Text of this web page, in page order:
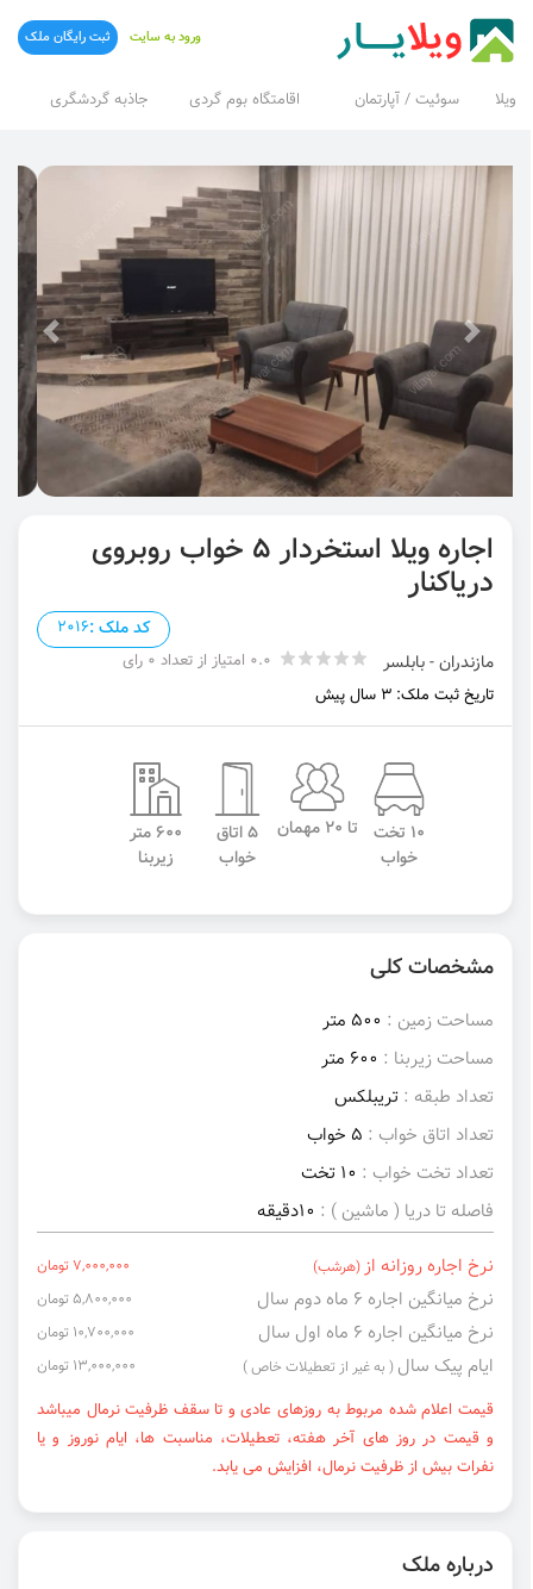
ویلا سوئیت / آپارتمان اقامتگاه بوم گردی جاذبه گردشگری
ورود به سایت ثبت رایگان ملک
اجاره ویلا استخردار ۵ خواب روبروی
دریاکنار
کد ملک :2016
مازندران - بابلسر
0.0 امتیاز از تعداد 0 رای
تاریخ ثبت ملک: 3 سال پیش
10 تخت
خواب
تا 20 مهمان
5 اتاق
خواب
600 متر
زیربنا
مشخصات کلی
مساحت زمین : 500 متر
مساحت زیربنا : 600 متر
تعداد طبقه : تریبلکس
تعداد اتاق خواب : 5 خواب
تعداد تخت خواب : 10 تخت
فاصله تا دریا ( ماشین ) : 10دقیقه
نرخ اجاره روزانه از (هرشب) 7,000,000 تومان
نرخ میانگین اجاره ۶ ماه دوم سال 5,800,000 تومان
نرخ میانگین اجاره ۶ ماه اول سال 10,700,000 تومان
ایام پیک سال ( به غیر از تعطیلات خاص ) 13,000,000 تومان
قیمت اعلام شده مربوط به روزهای عادی و تا سقف ظرفیت نرمال میباشد
و قیمت در روز های آخر هفته، تعطیلات، مناسبت ها، ایام نوروز و یا
نفرات بیش از ظرفیت نرمال، افزایش می یابد.
درباره ملک